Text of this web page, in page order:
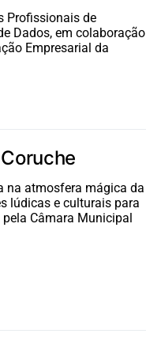
Profissionais de
Dados, em colaboração
Empresarial da
na atmosfera mágica da
lúdicas e culturais para
Câmara Municipal